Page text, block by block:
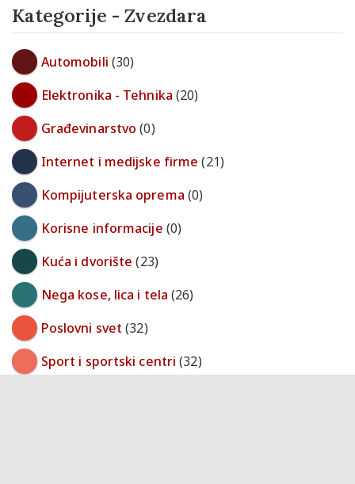
Kategorije - Zvezdara
Automobili (30)
Elektronika - Tehnika (20)
Građevinarstvo (0)
Internet i medijske firme (21)
Kompijuterska oprema (0)
Korisne informacije (0)
Kuća i dvorište (23)
Nega kose, lica i tela (26)
Poslovni svet (32)
Sport i sportski centri (32)